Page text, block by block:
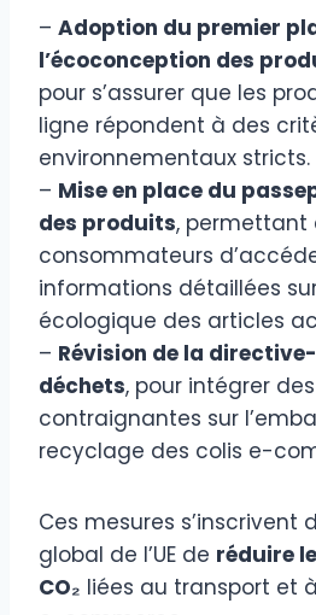
– Adoption du premier
l’écoconception des
pour s’assurer que les
ligne répondent à des
environnementaux stricts.
– Mise en place du
des produits, permettant
consommateurs
informations détaillées
écologique des articles
– Révision de la
déchets, pour intégrer
contraignantes sur
recyclage des colis e-
Ces mesures s’inscrivent
global de l’UE de réduire
CO₂ liées au transport et